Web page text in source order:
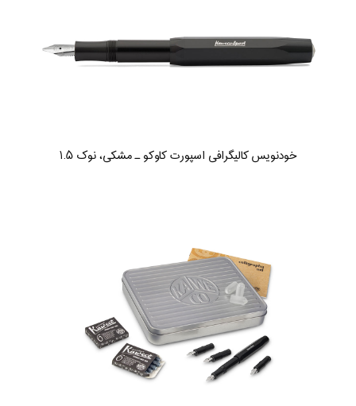
خودنویس کالیگرافی اسپورت کاوکو ـ مشکی، نوک ۱.۵